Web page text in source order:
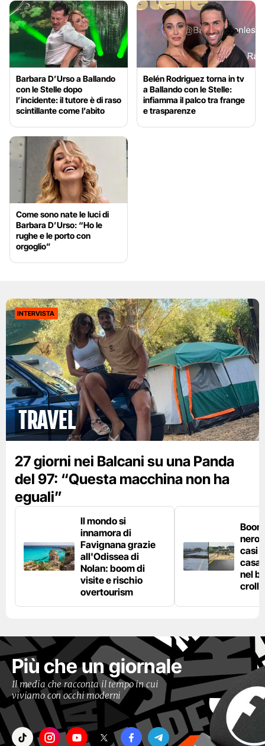
Barbara D’Urso a Ballando
con le Stelle dopo
l’incidente: il tutore è di raso
scintillante come l’abito
Belén Rodriguez torna in tv
a Ballando con le Stelle:
infiamma il palco tra frange
e trasparenze
Come sono nate le luci di
Barbara D’Urso: “Ho le
rughe e le porto con
orgoglio”
INTERVISTA
Travel
27 giorni nei Balcani su una Panda
del 97: “Questa macchina non ha
eguali”
Il mondo si
innamora di
Favignana grazie
all'Odissea di
Nolan: boom di
visite e rischio
overtourism
nero
casi
casa
nel
Più che un giornale
Il media che racconta il tempo in cui
viviamo con occhi moderni